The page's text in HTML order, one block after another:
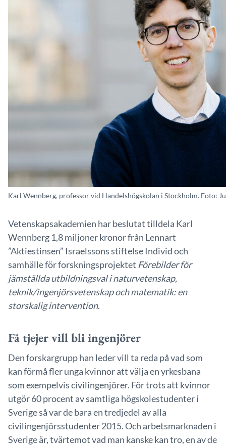
Karl Wennberg, professor vid Handelshögskolan i Stockholm. Foto:
Vetenskapsakademien har beslutat tilldela Karl
Wennberg 1,8 miljoner kronor från Lennart
”Aktiestinsen” Israelssons stiftelse Individ och
samhälle för forskningsprojektet Förebilder för
jämställda utbildningsval i naturvetenskap,
teknik/ingenjörsvetenskap och matematik: en
storskalig intervention.
Få tjejer vill bli ingenjörer
Den forskargrupp han leder vill ta reda på vad som
kan förmå fler unga kvinnor att välja en yrkesbana
som exempelvis civilingenjörer. För trots att kvinnor
utgör 60 procent av samtliga högskolestudenter i
Sverige så var de bara en tredjedel av alla
civilingenjörsstudenter 2015. Och arbetsmarknaden i
Sverige är, tvärtemot vad man kanske kan tro, en av de